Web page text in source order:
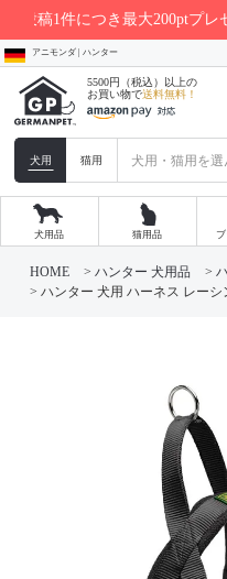
大200ptプレゼント
アニモンダ | ハンター
5500円（税込）以上の
お買い物で送料無料！
犬用 猫用
犬用品 猫用品
HOME ハンター 犬用品
ハンター 犬用 ハーネス レー